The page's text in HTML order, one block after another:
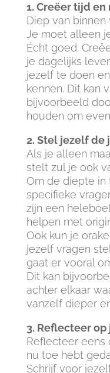
1. Creëer tijd en
Diep van
Je moet alleen
Écht goed.
je dagelijks
jezelf te doen
kennen. Dit kan
bijvoorbeeld
houden om
2. Stel jezelf de
Als je alleen
stelt zul je ook
Om de diepte in
specifieke
zijn een
helpen met
Ook kun je
jezelf vragen
gaat er vooral
Dit kan
achter elkaar
vanzelf dieper
3. Reflecteer op
Reflecteer eens
nu toe hebt
Schrijf voor